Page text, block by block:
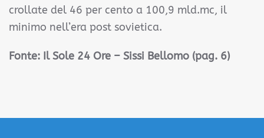
crollate del 46 per cento a 100,9 mld.mc, il
minimo nell’era post sovietica.
Fonte: Il Sole 24 Ore – Sissi Bellomo (pag. 6)